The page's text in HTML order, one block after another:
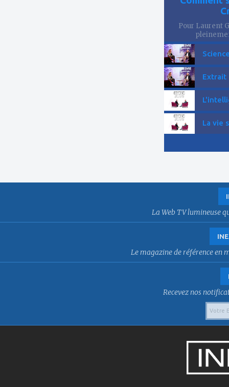
Pour Laurent
Extrait
La vie
La Web TV lumineuse
Le magazine de référence en
Recevez nos